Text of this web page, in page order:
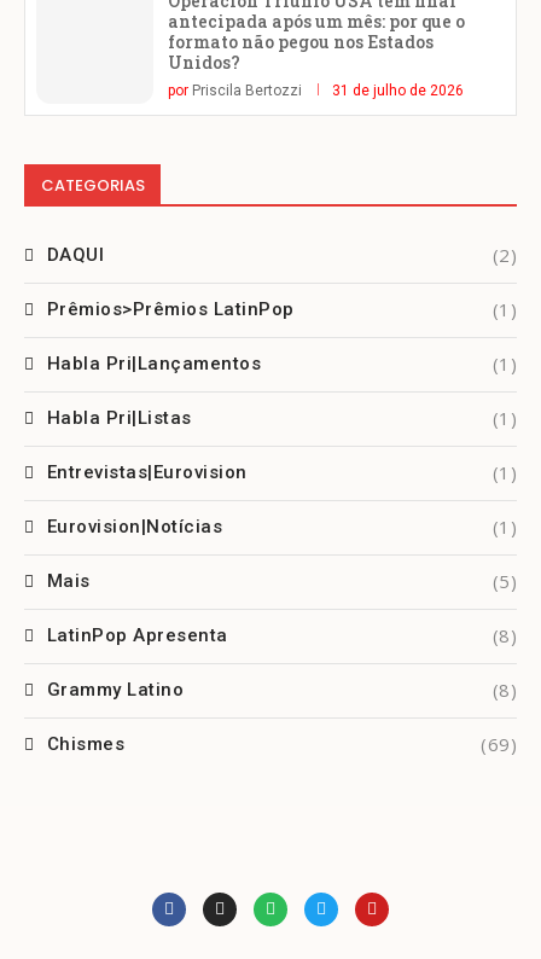
antecipada após um mês: por que o
formato não pegou nos Estados
Unidos?
por Priscila Bertozzi 31 de julho de 2026
CATEGORIAS
DAQUI (2)
Prêmios>Prêmios LatinPop (1)
Habla Pri|Lançamentos (1)
Habla Pri|Listas (1)
Entrevistas|Eurovision (1)
Eurovision|Notícias (1)
Mais (5)
LatinPop Apresenta (8)
Grammy Latino (8)
Chismes (69)